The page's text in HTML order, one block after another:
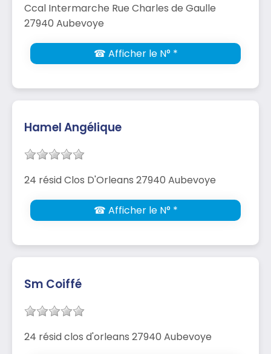
Ccal Intermarche Rue Charles de Gaulle
27940 Aubevoye
☎ Afficher le N° *
Hamel Angélique
24 résid Clos D'Orleans 27940 Aubevoye
☎ Afficher le N° *
Sm Coiffé
24 résid clos d'orleans 27940 Aubevoye